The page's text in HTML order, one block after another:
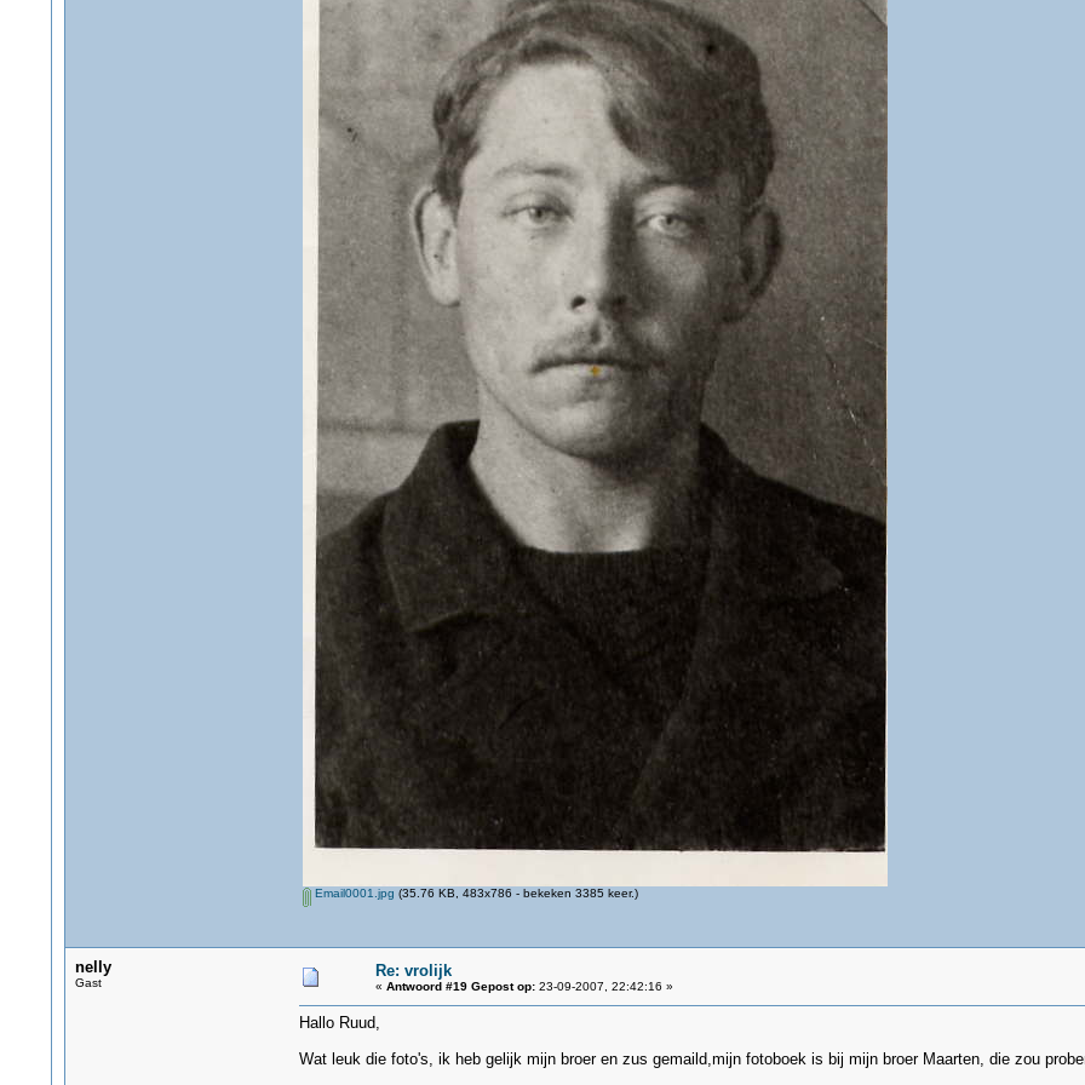
Email0001.jpg (35.76 KB, 483x786 - bekeken 3385 keer.)
nelly
Gast
Re: vrolijk
« Antwoord #19 Gepost op:23-09-2007, 22:42:16 »
Hallo Ruud,
Wat leuk die foto's, ik heb gelijk mijn broer en zus gemaild,mijn fotoboek is bij mijn broer Maarten, die zou